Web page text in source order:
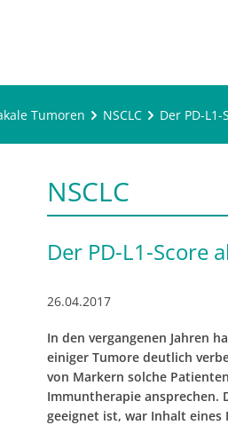
Tumoren NSCLC Der PD-
NSCLC
Der PD-L1-Score
26.04.2017
In den vergangenen Jahren
einiger Tumore deutlich
von Markern solche
Immuntherapie ansprechen.
geeignet ist, war Inhalt eines